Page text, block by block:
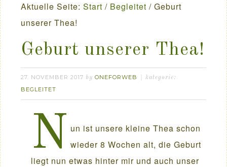
Aktuelle Seite:Start / Begleitet / Geburt
unserer Thea!
Geburt unserer Thea!
27. NOVEMBER 2017 byONEFORWEB kategorie:
BEGLEITET
N
un ist unsere kleine Thea schon
wieder 8 Wochen alt, die Geburt
liegt nun etwas hinter mir und auch unser